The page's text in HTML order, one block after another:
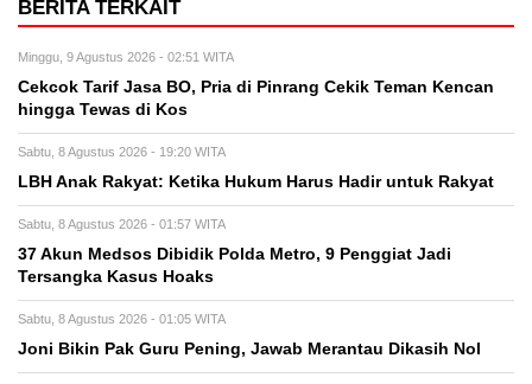
BERITA TERKAIT
Minggu, 9 Agustus 2026 - 02:51 WITA
Cekcok Tarif Jasa BO, Pria di Pinrang Cekik Teman Kencan
hingga Tewas di Kos
Sabtu, 8 Agustus 2026 - 19:20 WITA
LBH Anak Rakyat: Ketika Hukum Harus Hadir untuk Rakyat
Sabtu, 8 Agustus 2026 - 01:57 WITA
37 Akun Medsos Dibidik Polda Metro, 9 Penggiat Jadi
Tersangka Kasus Hoaks
Sabtu, 8 Agustus 2026 - 01:05 WITA
Joni Bikin Pak Guru Pening, Jawab Merantau Dikasih Nol